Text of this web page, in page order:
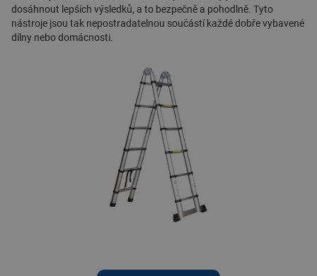
dosáhnout lepších výsledků, a to bezpečně a pohodlně. Tyto
nástroje jsou tak nepostradatelnou součástí každé dobře vybavené
dílny nebo domácnosti.